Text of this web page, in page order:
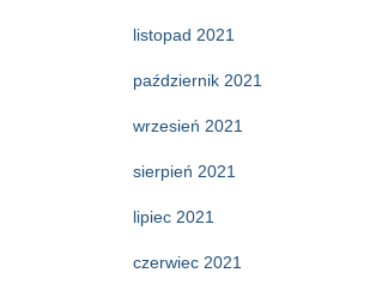
listopad 2021
październik 2021
wrzesień 2021
sierpień 2021
lipiec 2021
czerwiec 2021